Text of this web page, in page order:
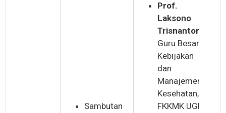
Sambutan
Prof.
Laksono
Trisnantoro
Guru Besar
Kebijakan
dan
Manajemen
Kesehatan,
FKKMK UGM